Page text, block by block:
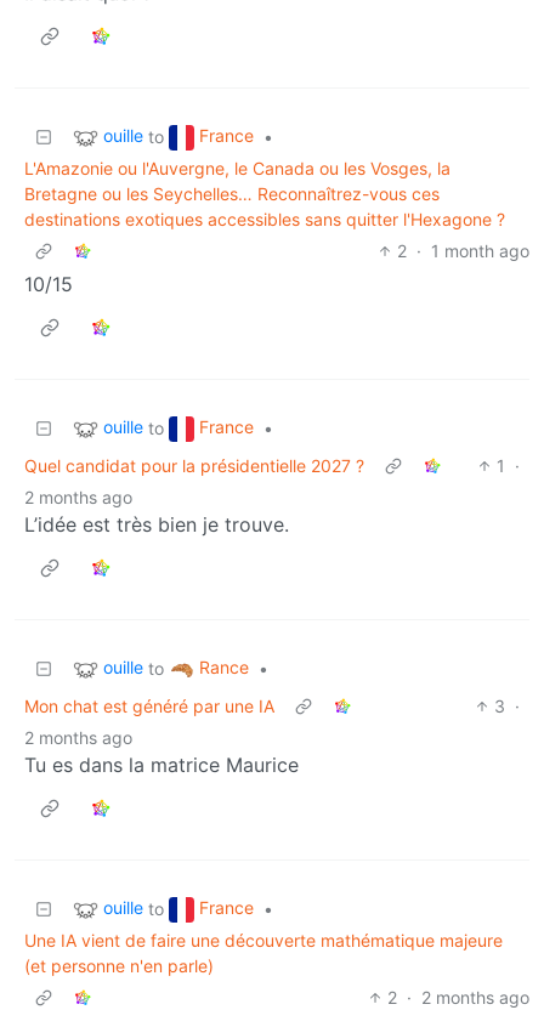
ouille to France •
L'Amazonie ou l'Auvergne, le Canada ou les Vosges, la
Bretagne ou les Seychelles… Reconnaîtrez-vous ces
destinations exotiques accessibles sans quitter l'Hexagone ?
2 · 1 month ago
10/15
ouille to France •
Quel candidat pour la présidentielle 2027 ?
1
·
2 months ago
L’idée est très bien je trouve.
ouille to Rance •
Mon chat est généré par une IA
3 ·
2 months ago
Tu es dans la matrice Maurice
ouille to France •
Une IA vient de faire une découverte mathématique majeure
(et personne n'en parle)
2 · 2 months ago